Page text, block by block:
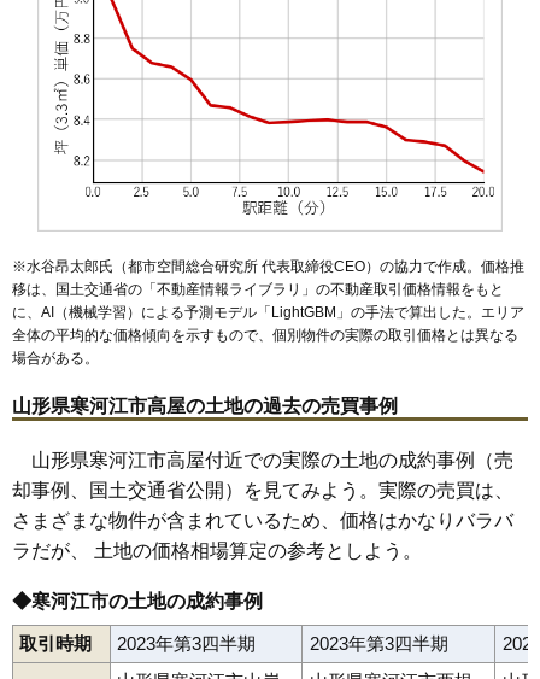
※水谷昂太郎氏（都市空間総合研究所 代表取締役CEO）の協力で作成。価格推
移は、国土交通省の「不動産情報ライブラリ 」の不動産取引価格情報をもと
に、AI（機械学習）による予測モデル「LightGBM」の手法で算出した。エリア
全体の平均的な価格傾向を示すもので、個別物件の実際の取引価格とは異なる
場合がある。
山形県寒河江市高屋の土地の過去の売買事例
山形県寒河江市高屋付近での実際の土地の成約事例（売
却事例、国土交通省公開）を見てみよう。実際の売買は、
さまざまな物件が含まれているため、価格はかなりバラバ
ラだが、 土地の価格相場算定の参考としよう。
◆寒河江市の土地の成約事例
取引時期 2023年第3四半期 2023年第3四半期